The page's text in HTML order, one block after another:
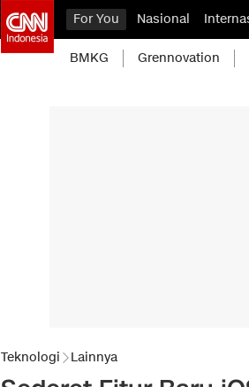
For You Nasional
BMKG Grennovation
Teknologi Lainnya